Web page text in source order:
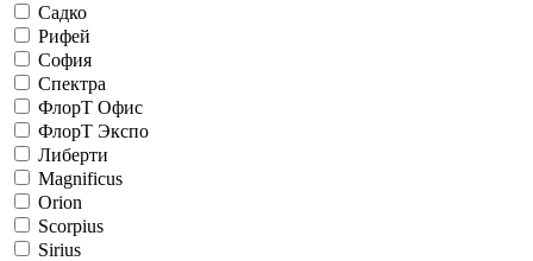
Садко
Рифей
София
Спектра
ФлорТ Офис
ФлорТ Экспо
Либерти
Magnificus
Orion
Scorpius
Sirius